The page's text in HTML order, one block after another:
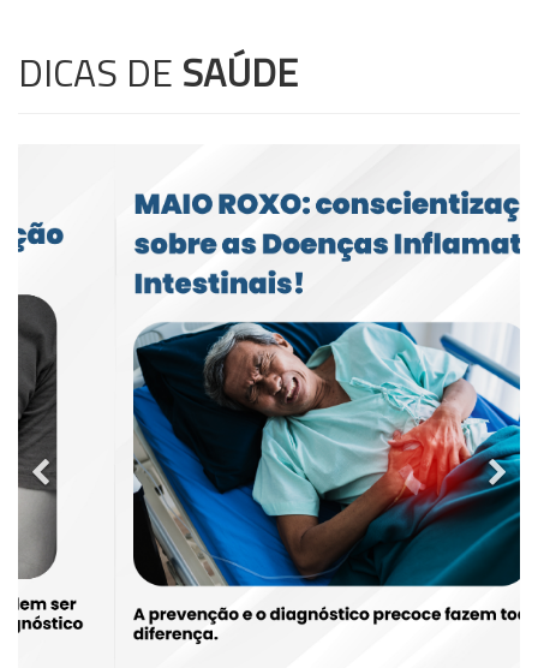
DICAS DE SAÚDE